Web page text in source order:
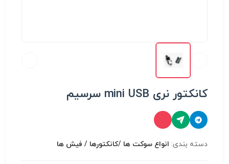
کانکتور نری mini USB سرسیم
دسته بندی: انواع سوكت ها /کانکتورها / فیش ها